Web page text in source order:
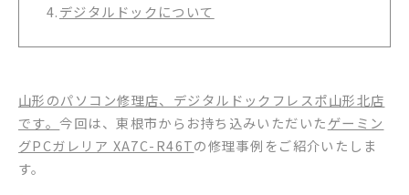
4.デジタルドックについて
山形のパソコン修理店、デジタルドックフレスポ山形北店
です。今回は、東根市からお持ち込みいただいたゲーミン
グPCガレリア XA7C-R46Tの修理事例をご紹介いたしま
す。